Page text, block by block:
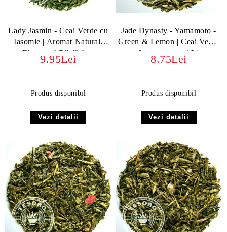
Lady Jasmin - Ceai Verde cu
Iasomie | Aromat Natural,
Elegant și Răsfățător
9.95Lei
Produs disponibil
Vezi detalii
Jade Dynasty - Yamamoto -
Green & Lemon | Ceai Verde
cu Lemongrass și Lime
8.75Lei
Produs disponibil
Vezi detalii